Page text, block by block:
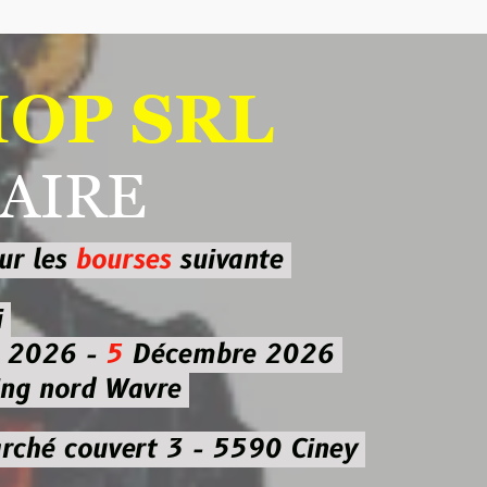
SRL
suivante
5Décembre 2026
Wavre
3 - 5590 Ciney